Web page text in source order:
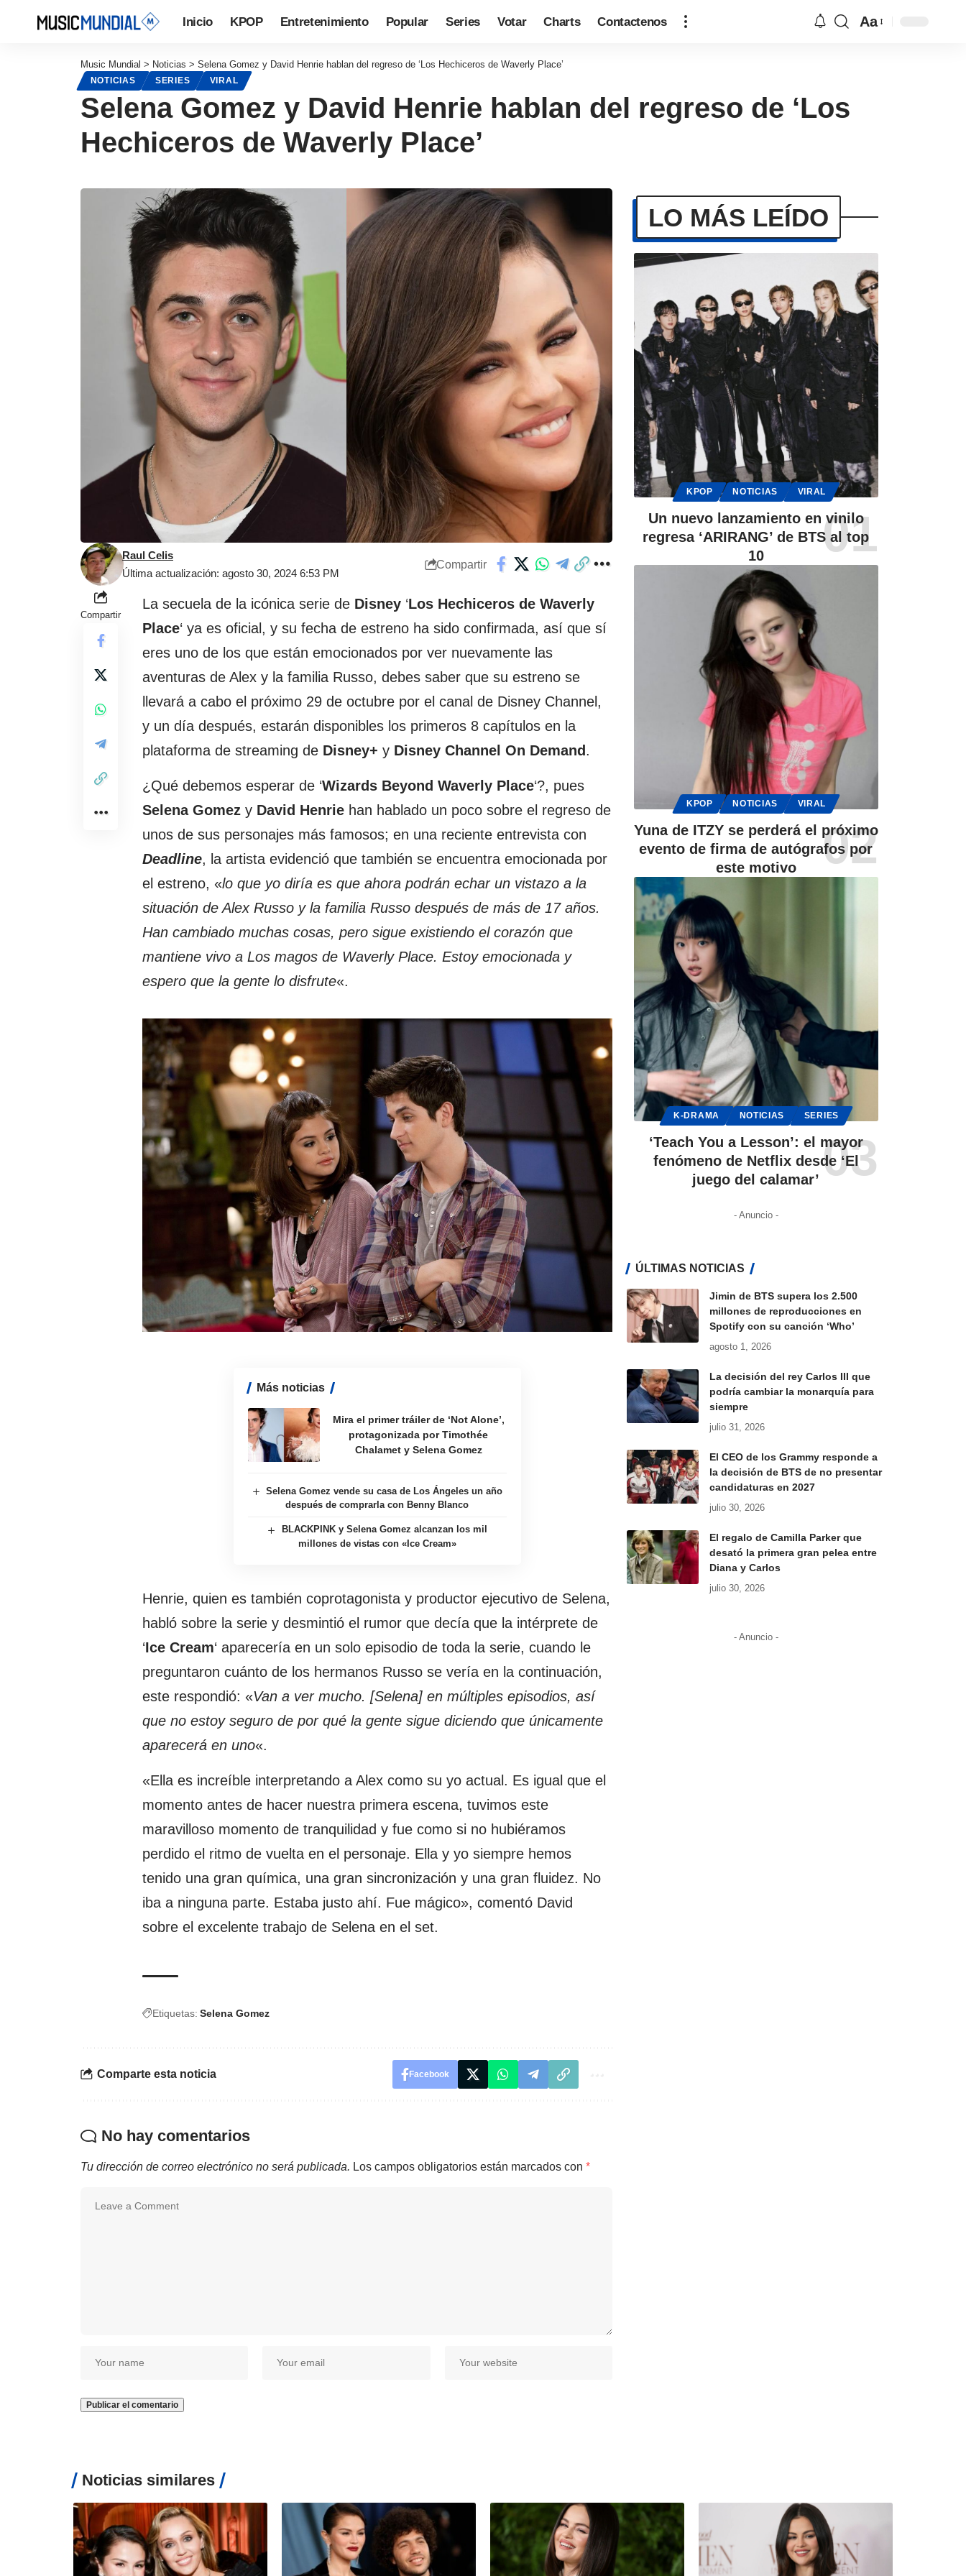
Inicio KPOP Entretenimiento Popular Series Votar Charts Contactenos Aa
Music Mundial > Noticias > Selena Gomez y David Henrie hablan del regreso de ‘Los Hechiceros de Waverly Place’
NOTICIAS SERIES VIRAL
Selena Gomez y David Henrie hablan del regreso de ‘Los
Hechiceros de Waverly Place’
Última actualización: agosto 30, 2024 6:53 PM
Raul Celis
Compartir
Compartir
La secuela de la icónica serie de Disney ‘Los Hechiceros de Waverly
Place‘ ya es oficial, y su fecha de estreno ha sido confirmada, así que sí
eres uno de los que están emocionados por ver nuevamente las
aventuras de Alex y la familia Russo, debes saber que su estreno se
llevará a cabo el próximo 29 de octubre por el canal de Disney Channel,
y un día después, estarán disponibles los primeros 8 capítulos en la
plataforma de streaming de Disney+ y Disney Channel On Demand.
¿Qué debemos esperar de ‘Wizards Beyond Waverly Place‘?, pues
Selena Gomez y David Henrie han hablado un poco sobre el regreso de
unos de sus personajes más famosos; en una reciente entrevista con
Deadline, la artista evidenció que también se encuentra emocionada por
el estreno, «lo que yo diría es que ahora podrán echar un vistazo a la
situación de Alex Russo y la familia Russo después de más de 17 años.
Han cambiado muchas cosas, pero sigue existiendo el corazón que
mantiene vivo a Los magos de Waverly Place. Estoy emocionada y
espero que la gente lo disfrute«.
Más noticias
Mira el primer tráiler de ‘Not Alone’,
protagonizada por Timothée
Chalamet y Selena Gomez
Selena Gomez vende su casa de Los Ángeles un año
después de comprarla con Benny Blanco
BLACKPINK y Selena Gomez alcanzan los mil
millones de vistas con «Ice Cream»
Henrie, quien es también coprotagonista y productor ejecutivo de Selena,
habló sobre la serie y desmintió el rumor que decía que la intérprete de
‘Ice Cream‘ aparecería en un solo episodio de toda la serie, cuando le
preguntaron cuánto de los hermanos Russo se vería en la continuación,
este respondió: «Van a ver mucho. [Selena] en múltiples episodios, así
que no estoy seguro de por qué la gente sigue diciendo que únicamente
aparecerá en uno«.
«Ella es increíble interpretando a Alex como su yo actual. Es igual que el
momento antes de hacer nuestra primera escena, tuvimos este
maravilloso momento de tranquilidad y fue como si no hubiéramos
perdido el ritmo de vuelta en el personaje. Ella y yo siempre hemos
tenido una gran química, una gran sincronización y una gran fluidez. No
iba a ninguna parte. Estaba justo ahí. Fue mágico», comentó David
sobre el excelente trabajo de Selena en el set.
Etiquetas: Selena Gomez
Comparte esta noticia Facebook
No hay comentarios
Tu dirección de correo electrónico no será publicada. Los campos obligatorios están marcados con *
LO MÁS LEÍDO
KPOP NOTICIAS VIRAL
Un nuevo lanzamiento en vinilo
regresa ‘ARIRANG’ de BTS al top
10
KPOP NOTICIAS VIRAL
Yuna de ITZY se perderá el próximo
evento de firma de autógrafos por
este motivo
K-DRAMA NOTICIAS SERIES
‘Teach You a Lesson’: el mayor
fenómeno de Netflix desde ‘El
juego del calamar’
- Anuncio -
ÚLTIMAS NOTICIAS
Jimin de BTS supera los 2.500
millones de reproducciones en
Spotify con su canción ‘Who’
agosto 1, 2026
La decisión del rey Carlos III que
podría cambiar la monarquía para
siempre
julio 31, 2026
El CEO de los Grammy responde a
la decisión de BTS de no presentar
candidaturas en 2027
julio 30, 2026
El regalo de Camilla Parker que
desató la primera gran pelea entre
Diana y Carlos
julio 30, 2026
- Anuncio -
Noticias similares